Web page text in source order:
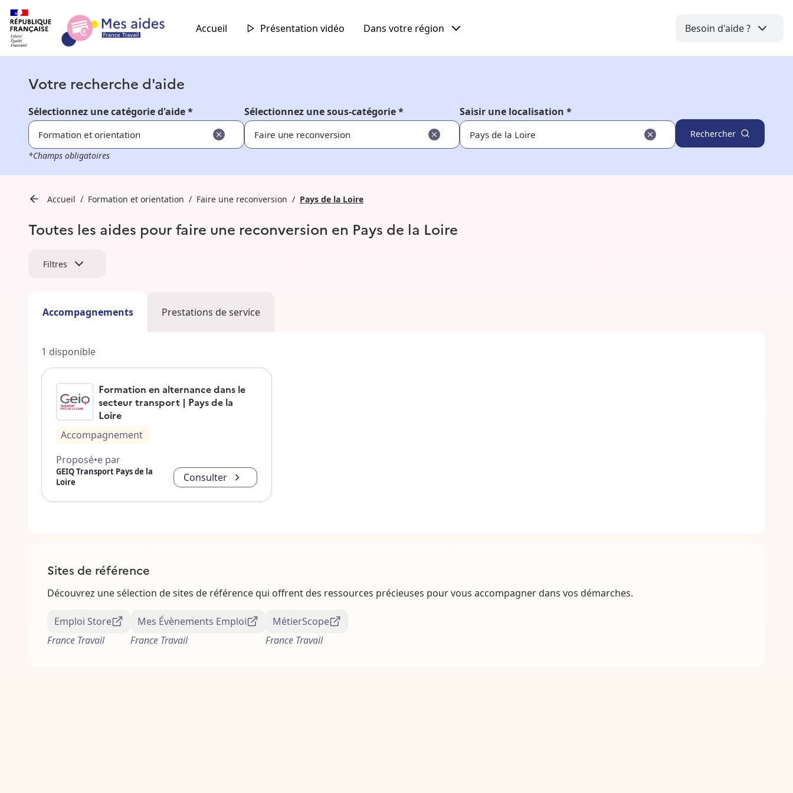
Accueil Présentation vidéo Dans votre région Besoin d'aide ?
Votre recherche d'aide
Sélectionnez une catégorie d'aide *
Formation et orientation
Sélectionnez une sous-catégorie *
Faire une reconversion
Saisir une localisation *
Rechercher
*Champs obligatoires
Accueil Formation et orientation Faire une reconversion Pays de la Loire
Toutes les aides pour faire une reconversion en Pays de la Loire
Filtres
Accompagnements Prestations de service
1 disponible
Formation en alternance dans le
secteur transport | Pays de la
Loire
Accompagnement
Proposé•e par
GEIQ Transport Pays de la
Loire
Consulter
Sites de référence
Découvrez une sélection de sites de référence qui offrent des ressources précieuses pour vous accompagner dans vos démarches.
Emploi Store
France Travail
Mes Évènements Emploi
France Travail
MétierScope
France Travail